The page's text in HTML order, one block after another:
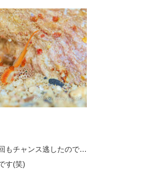
もチャンス逃したので…
す(笑)